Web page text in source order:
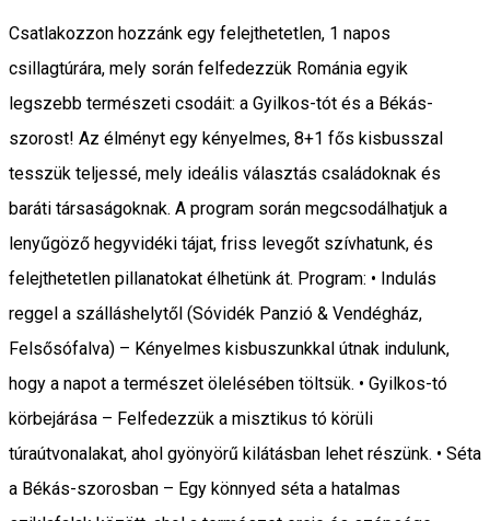
Csatlakozzon hozzánk egy felejthetetlen, 1 napos
csillagtúrára, mely során felfedezzük Románia egyik
legszebb természeti csodáit: a Gyilkos-tót és a Békás-
szorost! Az élményt egy kényelmes, 8+1 fős kisbusszal
tesszük teljessé, mely ideális választás családoknak és
baráti társaságoknak. A program során megcsodálhatjuk a
lenyűgöző hegyvidéki tájat, friss levegőt szívhatunk, és
felejthetetlen pillanatokat élhetünk át. Program: • Indulás
reggel a szálláshelytől (Sóvidék Panzió & Vendégház,
Felsősófalva) – Kényelmes kisbuszunkkal útnak indulunk,
hogy a napot a természet ölelésében töltsük. • Gyilkos-tó
körbejárása – Felfedezzük a misztikus tó körüli
túraútvonalakat, ahol gyönyörű kilátásban lehet részünk. • Séta
a Békás-szorosban – Egy könnyed séta a hatalmas